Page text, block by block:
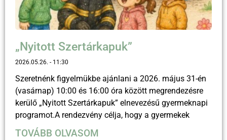
„Nyitott Szertárkapuk”
2026.05.26. 11:30
Szeretnénk figyelmükbe ajánlani a 2026. május 31-én
(vasárnap) 10:00 és 16:00 óra között megrendezésre
kerülő „Nyitott Szertárkapuk” elnevezésű gyermeknapi
programot.A rendezvény célja, hogy a gyermekek
TOVÁBB OLVASOM